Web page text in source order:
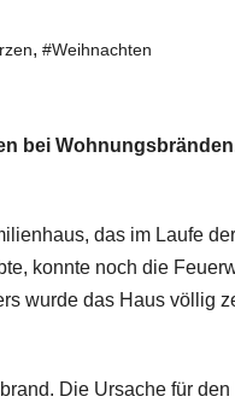
, #Weihnachten
bei
das im Laufe
konnte noch die
wurde das Haus völlig
Die Ursache für